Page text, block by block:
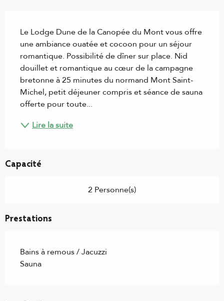
Le Lodge Dune de la Canopée du Mont vous offre
une ambiance ouatée et cocoon pour un séjour
romantique. Possibilité de dîner sur place. Nid
douillet et romantique au cœur de la campagne
bretonne à 25 minutes du normand Mont Saint-
Michel, petit déjeuner compris et séance de sauna
offerte pour toute...
Lire la suite
Capacité
2 Personne(s)
Prestations
Bains à remous / Jacuzzi
Sauna